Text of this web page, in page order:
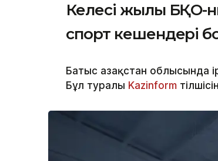
Келесі жылы БҚО-
спорт кешендері
Батыс Қазақстан облысында
Бұл туралы Kazinform